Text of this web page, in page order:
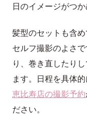
日のイメージがつか
髪型のセットも含
セルフ撮影のよさ
り、巻き直したり
ます。日程を具体
恵比寿店の撮影予約
ださい。